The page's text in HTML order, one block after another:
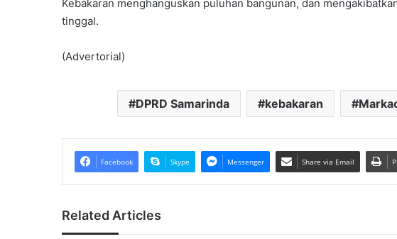
Kebakaran menghanguskan puluhan bangunan, dan
tinggal.
(Advertorial)
DPRD Samarinda kebakaran
Facebook Skype Messenger Share via Email
Related Articles